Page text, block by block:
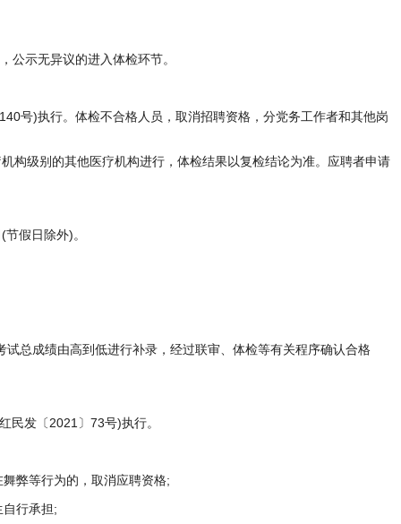
公示无异议的进入体检环节。
号)执行。体检不合格人员，取消招聘资格，分党务工作者和其他岗
构级别的其他医疗机构进行，体检结果以复检结论为准。应聘者申请
假日除外)。
总成绩由高到低进行补录，经过联审、体检等有关程序确认合格
民发〔2021〕73号)执行。
弊等行为的，取消应聘资格;
行承担;